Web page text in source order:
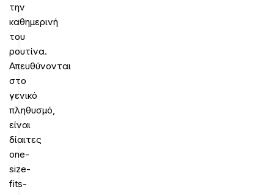
την
καθημερινή
του
ρουτίνα.
Απευθύνονται
στο
γενικό
πληθυσμό,
είναι
δίαιτες
one-
size-
fits-